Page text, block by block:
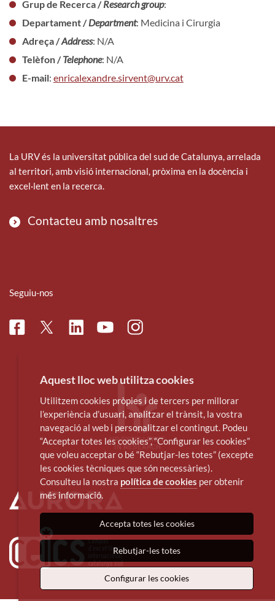
Grup de Recerca /Research group:
Departament /Department: Medicina i Cirurgia
Adreça /Address: N/A
Telèfon /Telephone: N/A
E-mail: enricalexandre.sirvent@urv.cat
La URV és la universitat pública del sud de Catalunya, arrelada
al territori, amb visió internacional, pròxima en la docència i
excel·lent en la recerca.
Contacteu amb nosaltres
Seguiu-nos
FacebookTwitterLinkedinYoutubeInstagram
Aquest lloc web utilitza cookies
Utilitzem cookies pròpies i de tercers per millorar
l’experiència d’usuari, analitzar el trànsit, la vostra
navegació al web i personalitzar el contingut. Podeu
“Acceptar totes les cookies”, “Configurar les cookies”
que voleu acceptar o bé “Rebutjar-les totes” (excepte
les cookies tècniques que són necessàries).
Consulteu la nostra política de cookies per obtenir
més informació.
Accepta totes les cookies
Rebutjar-les totes
Configurar les cookies